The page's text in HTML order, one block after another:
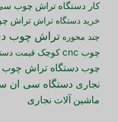
کار دستگاه تراش چوب
خرید دستگاه تراش تراش
چند محوره تراش چوب
چوب cnc کوچک
قیمت
چوب دستگاه تراش چوب
نجاری دستگاه سی ان
ماشین آلات نجاری